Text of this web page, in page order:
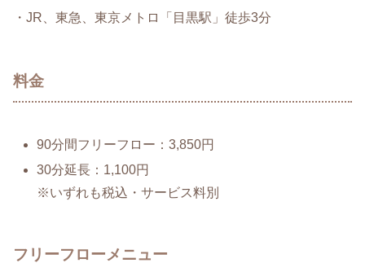
・JR、東急、東京メトロ「目黒駅」徒歩3分
料金
90分間フリーフロー：3,850円
30分延長：1,100円
※いずれも税込・サービス料別
フリーフローメニュー